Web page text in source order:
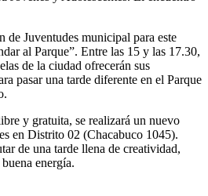
de Juventudes municipal para este
al Parque”. Entre las 15 y las 17.30,
de la ciudad ofrecerán sus
pasar una tarde diferente en el Parque
y gratuita, se realizará un nuevo
en Distrito 02 (Chacabuco 1045).
de una tarde llena de creatividad,
energía.